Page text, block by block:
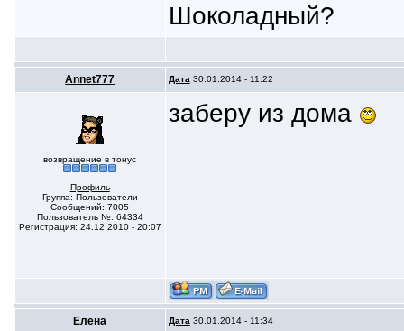
Шоколадный?
Annet777 Дата 30.01.2014 - 11:22
возвращение в тонус
Профиль
Группа: Пользователи
Сообщений: 7005
Пользователь №: 64334
Регистрация: 24.12.2010 - 20:07
заберу из дома
Елена Дата 30.01.2014 - 11:34